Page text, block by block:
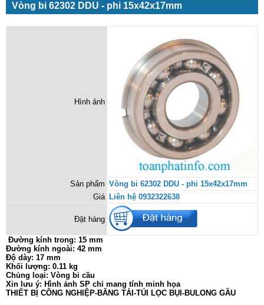
Vòng bi 62302 DDU - phi 15x42x17mm
Hình ảnh
Sản phẩm Vòng bi 62302 DDU - phi 15x42x17mm
Giá Liên hệ 0932322638
Đặt hàng
Đường kính trong: 15 mm
Đường kính ngoài: 42 mm
Độ dày: 17 mm
Khối lượng: 0.11 kg
Chủng loại: Vòng bi cầu
Xin lưu ý: Hình ảnh SP chỉ mang tính minh họa
THIẾT BỊ CÔNG NGHIỆP-BĂNG TẢI-TÚI LỌC BỤI-BULONG GẦU